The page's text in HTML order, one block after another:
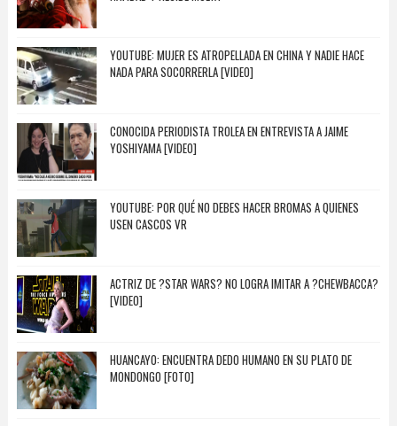
YOUTUBE: MUJER ES ATROPELLADA EN CHINA Y NADIE HACE
NADA PARA SOCORRERLA [VIDEO]
CONOCIDA PERIODISTA TROLEA EN ENTREVISTA A JAIME
YOSHIYAMA [VIDEO]
YOUTUBE: POR QUÉ NO DEBES HACER BROMAS A QUIENES
USEN CASCOS VR
ACTRIZ DE ?STAR WARS? NO LOGRA IMITAR A ?CHEWBACCA?
[VIDEO]
HUANCAYO: ENCUENTRA DEDO HUMANO EN SU PLATO DE
MONDONGO [FOTO]